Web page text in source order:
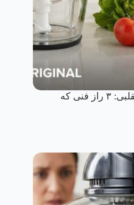
فرق خردکن سیلور کرست اصل و تقلبی: ۳ راز فنی که